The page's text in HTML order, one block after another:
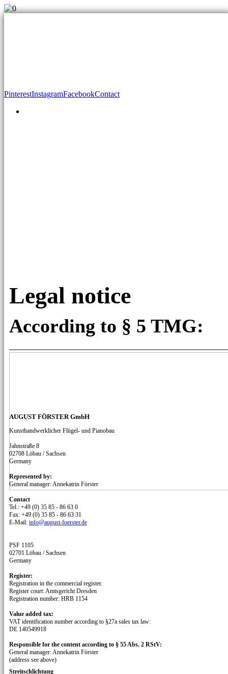
PinterestInstagramFacebookContact
Legal notice
According to § 5 TMG:
AUGUST FÖRSTER GmbH
Kunsthandwerklicher Flügel- und Pianobau
Jahnstraße 8
02708 Löbau /­ Sachsen
Germany
Represented by:
General manager: Annekatrin Förster
Contact
Tel.: +49 (0) 35 85 - 86 63 0
Fax: +49 (0) 35 85 - 86 63 31
E-Mail: info@august-foerster.de
PSF 1105
02701 Löbau /­ Sachsen
Germany
Register:
Registration in the commercial register.
Register court: Amtsgericht Dresden
Registration number: HRB 1154
Value added tax:
VAT identification number according to §27a sales tax law:
DE 140549918
Responsible for the content according to § 55 Abs. 2 RStV:
General manager: Annekatrin Förster
(address see above)
Streitschlichtung